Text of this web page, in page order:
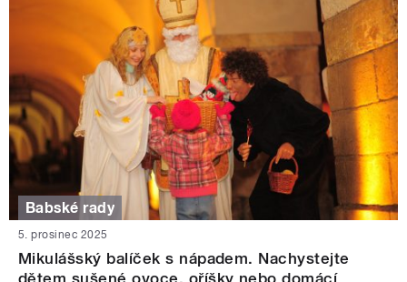
Babské rady
5. prosinec 2025
Mikulášský balíček s nápadem. Nachystejte